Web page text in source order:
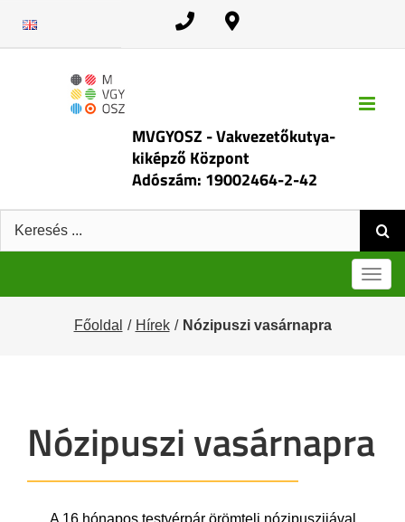
MVGYOSZ - Vakvezetőkutya-
kiképző Központ
Adószám: 19002464-2-42
Keresés:
Főoldal Hírek Nózipuszi vasárnapra
Nózipuszi vasárnapra
A 16 hónapos testvérpár örömteli nózipuszijával